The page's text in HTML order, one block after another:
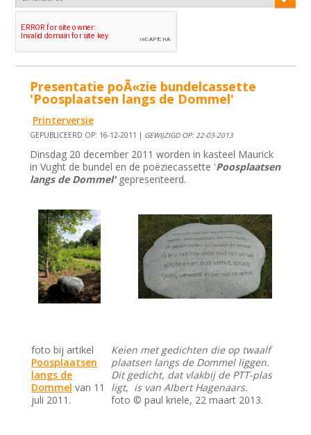
Presentatie poÃ«zie bundelcassette
'Poosplaatsen langs de Dommel'
Printerversie
GEPUBLICEERD OP: 16-12-2011 | GEWIJZIGD OP: 22-03-2013
Dinsdag 20 december 2011 worden in kasteel Maurick
in Vught de bundel en de poëziecassette 'Poosplaatsen
langs de Dommel' gepresenteerd.
foto bij artikel
Poosplaatsen
langs de
Dommel van 11
juli 2011.
Keien met gedichten die op twaalf
plaatsen langs de Dommel liggen.
Dit gedicht, dat vlakbij de PTT-plas
ligt, is van Albert Hagenaars.
foto © paul kriele, 22 maart 2013.